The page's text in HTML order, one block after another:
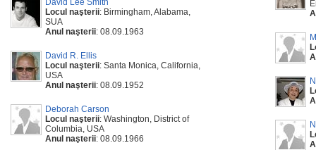
David Lee Smith
Locul naşterii: Birmingham, Alabama,
SUA
Anul naşterii: 08.09.1963
David R. Ellis
Locul naşterii: Santa Monica, California,
USA
Anul naşterii: 08.09.1952
Deborah Carson
Locul naşterii: Washington, District of
Columbia, USA
Anul naşterii: 08.09.1966